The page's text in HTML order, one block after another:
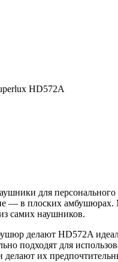
HD572A
для
— в плоских
самих наушников.
делают HD572A
подходят для
делают их